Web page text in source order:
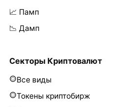
📈 Памп
📉 Дамп
Секторы Криптовалют
Все виды
Токены криптобирж